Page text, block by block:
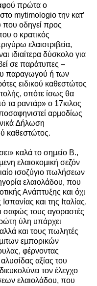
πρώτα ο
mytimologio την κατ’
που οδηγεί προς
ο κρατικός
ελαιοτριβεία,
ιδιαίτερα δύσκολο για
σε παράτυπες –
παραγωγού ή των
ειδικού καθεστώτος
οπότε ίσως θα
τα ραντάρ» ο 17κιλος
αρµοδίως
∆ήλωση
καθεστώτος.
καλά το σηµείο Β.,
ελαιοκοµική σεζόν
ισοζύγιο πωλήσεων
ελαιολάδου, που
Ανάπτυξης και όχι
και της Ιταλίας.
σαφώς τους αγοραστές
ύλη υπάρχει
και τους πωλητές
εµπορικών
φέρνοντας
αξίας του
τον έλεγχο
ελαιολάδου, που